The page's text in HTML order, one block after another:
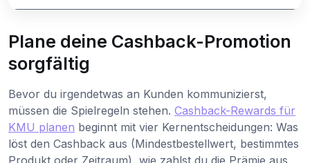
Plane deine Cashback-Promotion
sorgfältig
Bevor du irgendetwas an Kunden kommunizierst,
müssen die Spielregeln stehen. Cashback-Rewards für
KMU planen beginnt mit vier Kernentscheidungen: Was
löst den Cashback aus (Mindestbestellwert, bestimmtes